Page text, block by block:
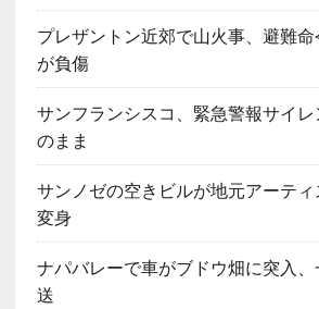
プレザントン近郊で山火事、避難
が負傷
サンフランシスコ、緊急警報サイ
のまま
サンノゼの空きビルが地元アーテ
変身
ナパバレーで車がブドウ畑に突入
送